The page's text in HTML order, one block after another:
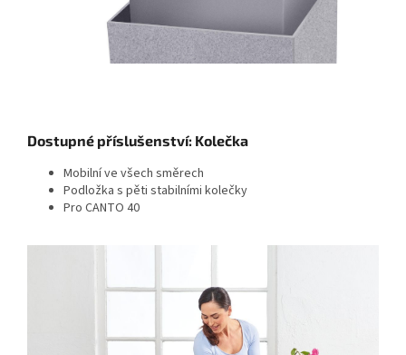
Dostupné příslušenství: Kolečka
Mobilní ve všech směrech
Podložka s pěti stabilními kolečky
Pro CANTO 40